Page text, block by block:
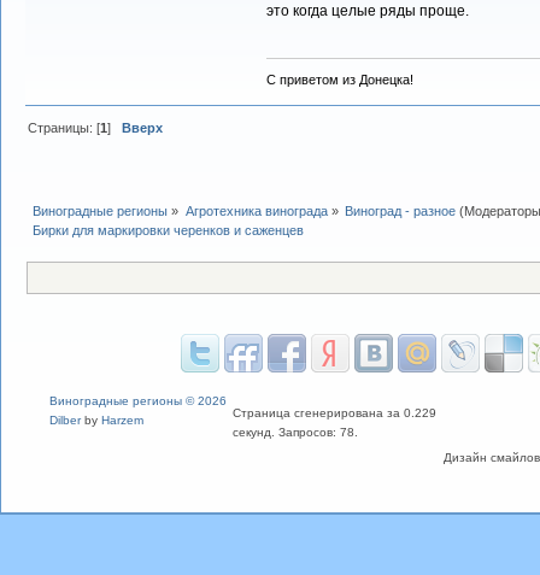
это когда целые ряды проще.
С приветом из Донецка!
Страницы: [1]Вверх
Виноградные регионы » Агротехника винограда» Виноград - разное
Бирки для маркировки черенков и саженцев
Дизайн
Виноградные регионы © 2026
Dilberby Harzem
Страница сгенерирована за 0.229
секунд. Запросов: 78.